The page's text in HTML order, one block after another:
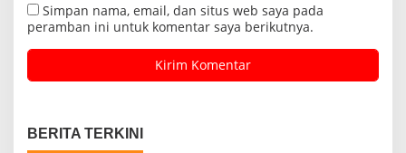
Simpan nama, email, dan situs web saya pada
peramban ini untuk komentar saya berikutnya.
BERITA TERKINI